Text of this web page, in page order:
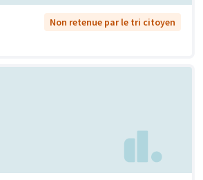
Non retenue par le tri citoyen